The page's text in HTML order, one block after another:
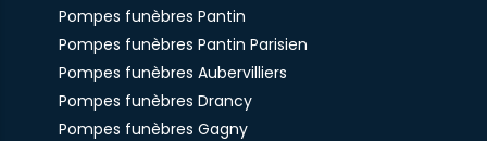
Pompes funèbres Pantin
Pompes funèbres Pantin Parisien
Pompes funèbres Aubervilliers
Pompes funèbres Drancy
Pompes funèbres Gagny